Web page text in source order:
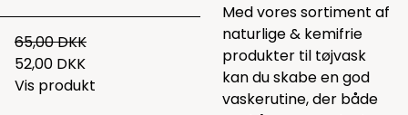
65,00 DKK
52,00 DKK
Vis produkt
Med vores sortiment af
naturlige & kemifrie
produkter til tøjvask
kan du skabe en god
vaskerutine, der både